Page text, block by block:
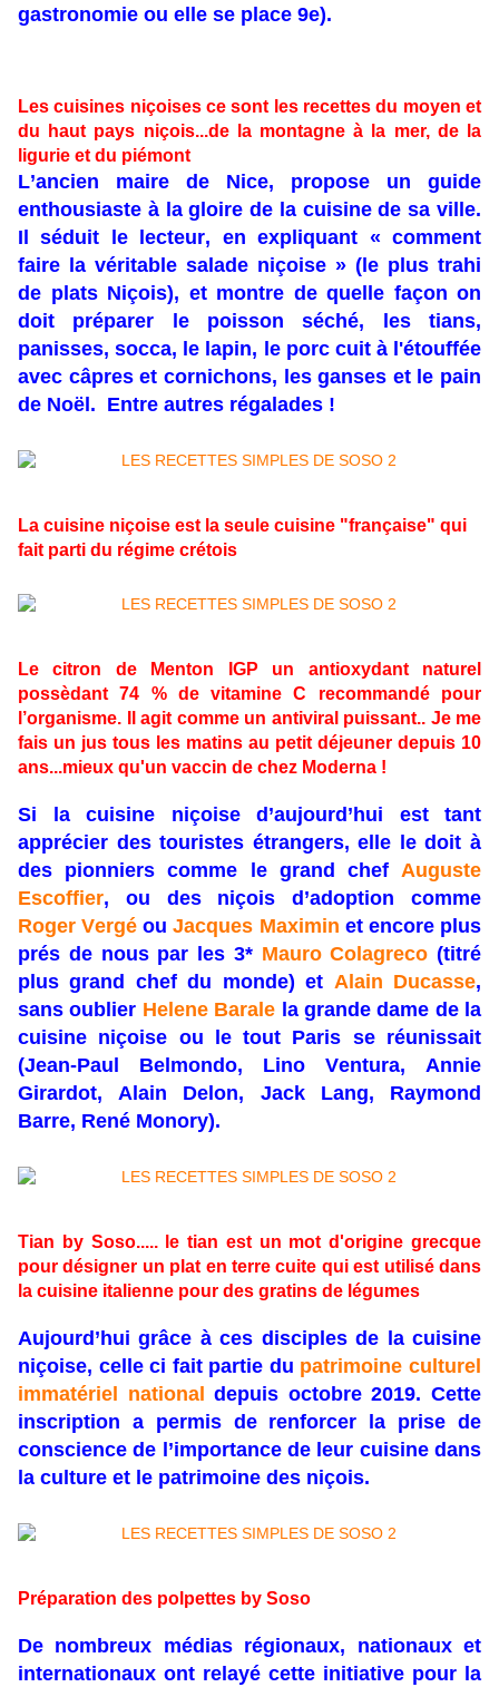
gastronomie ou elle se place 9e).
Les cuisines niçoises ce sont les recettes du moyen et
du haut pays niçois...de la montagne à la mer, de la
ligurie et du piémont
L’ancien maire de Nice, propose un guide
enthousiaste à la gloire de la cuisine de sa ville.
Il séduit le lecteur, en expliquant « comment
faire la véritable salade niçoise » (le plus trahi
de plats Niçois), et montre de quelle façon on
doit préparer le poisson séché, les tians,
panisses, socca, le lapin, le porc cuit à l'étouffée
avec câpres et cornichons, les ganses et le pain
de Noël. Entre autres régalades !
La cuisine niçoise est la seule cuisine "française" qui
fait parti du régime crétois
Le citron de Menton IGP un antioxydant naturel
possèdant 74 % de vitamine C recommandé pour
l’organisme. Il agit comme un antiviral puissant.. Je me
fais un jus tous les matins au petit déjeuner depuis 10
ans...mieux qu'un vaccin de chez Moderna !
Si la cuisine niçoise d’aujourd’hui est tant
apprécier des touristes étrangers, elle le doit à
des pionniers comme le grand chef Auguste
Escoffier, ou des niçois d’adoption comme
Roger Vergé ouJacques Maximin et encore plus
prés de nous par les 3* Mauro Colagreco (titré
plus grand chef du monde) et Alain Ducasse,
sans oublier Helene Barale la grande dame de la
cuisine niçoise ou le tout Paris se réunissait
(Jean-Paul Belmondo, Lino Ventura, Annie
Girardot, Alain Delon, Jack Lang, Raymond
Barre, René Monory).
Tian by Soso..... le tian est un mot d'origine grecque
pour désigner un plat en terre cuite qui est utilisé dans
la cuisine italienne pour des gratins de légumes
Aujourd’hui grâce à ces disciples de la cuisine
niçoise, celle ci fait partie du patrimoine culturel
immatériel national
depuis octobre 2019. Cette
inscription a permis de renforcer la prise de
conscience de l’importance de leur cuisine dans
la culture et le patrimoine des niçois.
Préparation des polpettes by Soso
De nombreux médias régionaux, nationaux et
internationaux ont relayé cette initiative pour la